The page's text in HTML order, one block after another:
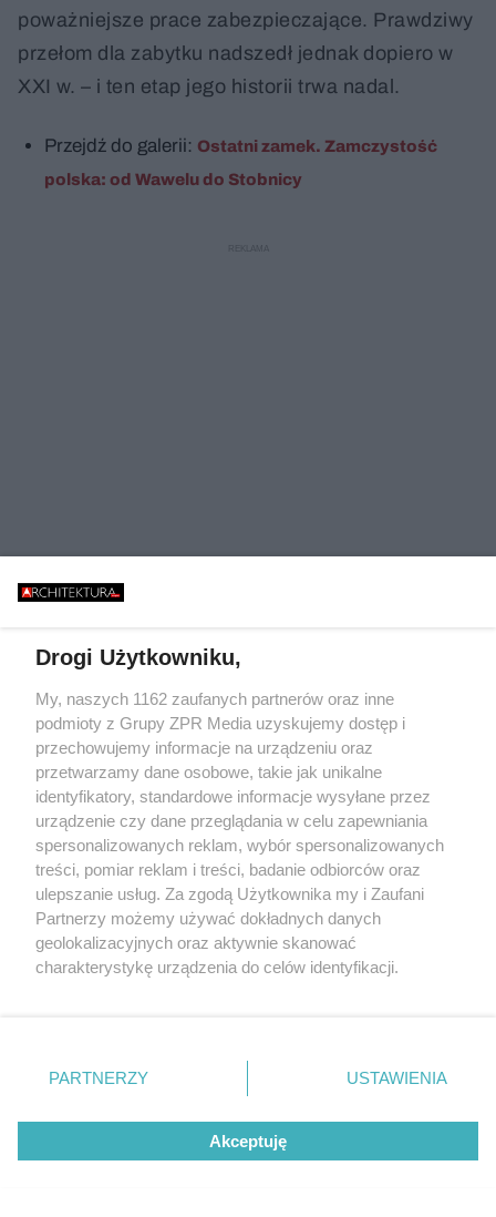
poważniejsze prace zabezpieczające. Prawdziwy
przełom dla zabytku nadszedł jednak dopiero w
XXI w. – i ten etap jego historii trwa nadal.
Przejdź do galerii: Ostatni zamek. Zamczystość
polska: od Wawelu do Stobnicy
Drogi Użytkowniku,
My, naszych 1162 zaufanych partnerów oraz inne
podmioty z Grupy ZPR Media uzyskujemy dostęp i
przechowujemy informacje na urządzeniu oraz
przetwarzamy dane osobowe, takie jak unikalne
identyfikatory, standardowe informacje wysyłane przez
urządzenie czy dane przeglądania w celu zapewniania
spersonalizowanych reklam, wybór spersonalizowanych
treści, pomiar reklam i treści, badanie odbiorców oraz
ulepszanie usług. Za zgodą Użytkownika my i Zaufani
Partnerzy możemy używać dokładnych danych
geolokalizacyjnych oraz aktywnie skanować
charakterystykę urządzenia do celów identyfikacji.
zmienić/wycofać klikając przycisk ustawień prywatności
znajdujący się w lewym dolnym rogu strony
rodzaje przetwarzania danych nie wymagają zgody
użytkownika, ale masz prawo sprzeciwić się takiemu
przetwarzaniu. Preferencje będą miały zastosowanie tylko
PARTNERZY USTAWIENIA
Akceptuję